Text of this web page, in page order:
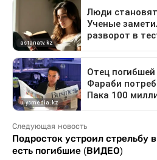
Следующая новость
Подросток устроил стрельбу
есть погибшие (ВИДЕО)